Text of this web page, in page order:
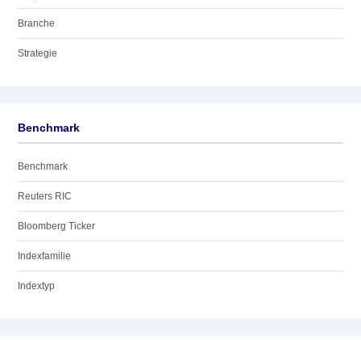
Branche
Strategie
Benchmark
Benchmark
Reuters RIC
Bloomberg Ticker
Indexfamilie
Indextyp